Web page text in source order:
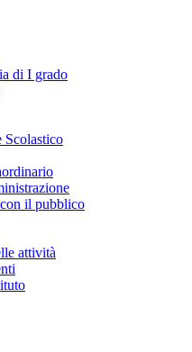
di I grado
Scolastico
il pubblico
attività